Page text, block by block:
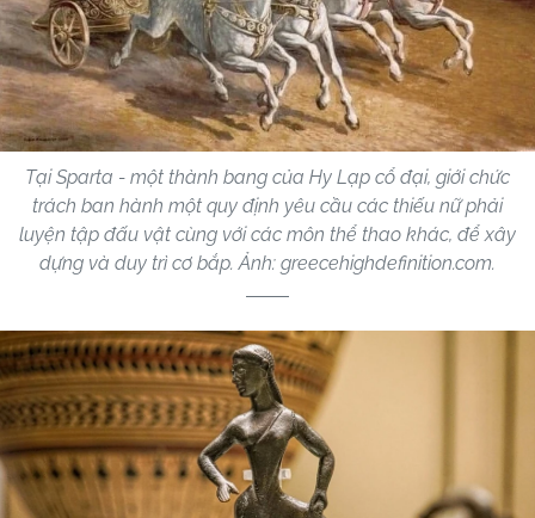
Tại Sparta - một thành bang của Hy Lạp cổ đại, giới chức
trách ban hành một quy định yêu cầu các thiếu nữ phải
luyện tập đấu vật cùng với các môn thể thao khác, để xây
dựng và duy trì cơ bắp. Ảnh: greecehighdefinition.com.